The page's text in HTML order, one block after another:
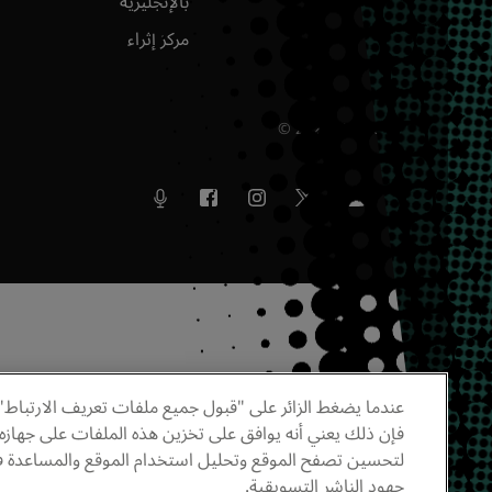
الأرشيف
مركز إثراء
والأحكام
الحقوق محفوظة
عندما يضغط الزائر على "قبول جميع ملفات تعريف الارتباط"
فإن ذلك يعني أنه يوافق على تخزين هذه الملفات على جهازه
لتحسين تصفح الموقع وتحليل استخدام الموقع والمساعدة في